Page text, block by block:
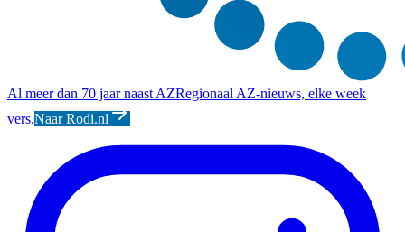
Al meer dan 70 jaar naast AZRegionaal AZ-nieuws, elke week
vers.Naar Rodi.nl